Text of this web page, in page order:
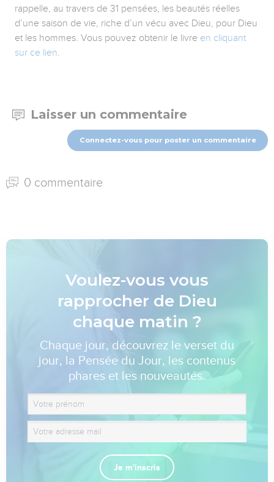
rappelle, au travers de 31 pensées, les beautés réelles
d’une saison de vie, riche d’un vécu avec Dieu, pour Dieu
et les hommes. Vous pouvez obtenir le livre en cliquant
sur ce lien.
Laisser un commentaire
Connectez-vous pour poster un commentaire
0 commentaire
Voulez-vous vous
rapprocher de Dieu
chaque matin ?
Chaque jour, découvrez le verset du
jour, la Pensée du Jour, les contenus
phares et les nouveautés.
Je m'inscris